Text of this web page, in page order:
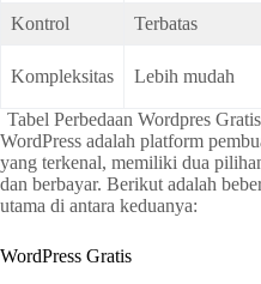
Kontrol Terbatas
Kompleksitas Lebih mudah
Tabel Perbedaan Wordpres
WordPress adalah platform
yang terkenal, memiliki dua
dan berbayar. Berikut adalah
utama di antara keduanya:
WordPress Gratis